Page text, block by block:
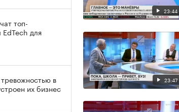
23:44
23:47
топ-
для
в
их бизнес